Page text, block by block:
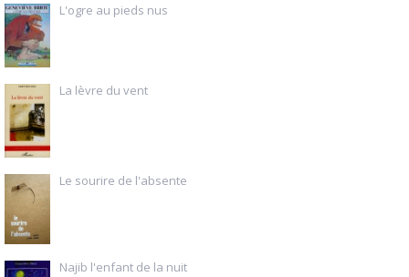
L'ogre au pieds nus
La lèvre du vent
Le sourire de l'absente
Najib l'enfant de la nuit